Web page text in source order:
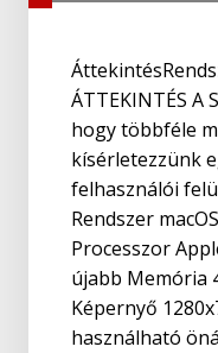
ÁTTEKINTÉS A
hogy többféle
kísérletezzünk
felhasználói
Rendszer
Processzor
újabb Memória
Képernyő
használható